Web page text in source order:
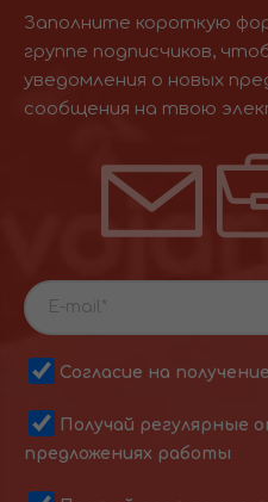
Заполните короткую
группе подписчиков,
уведомления о новых
сообщения на твою
Согласие на
Получай регулярные
предложениях работы